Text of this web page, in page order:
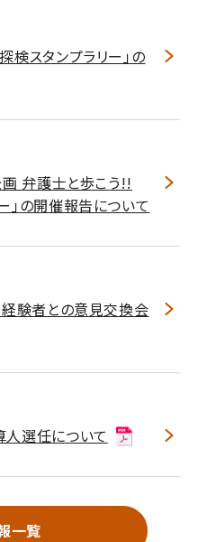
スタンプラリー」の
弁護士と歩こう!!
｣の開催報告について
験者との意見交換会
選任について
一覧